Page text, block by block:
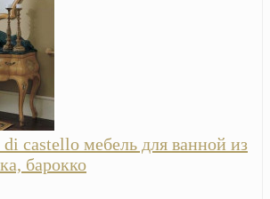
castello мебель для ванной из
барокко